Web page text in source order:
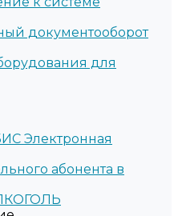
документооборот
для
Электронная
абонента в